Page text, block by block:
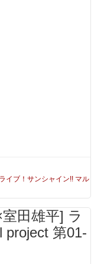
イブ！サンシャイン!! マル
田雄平] ラ
第01-